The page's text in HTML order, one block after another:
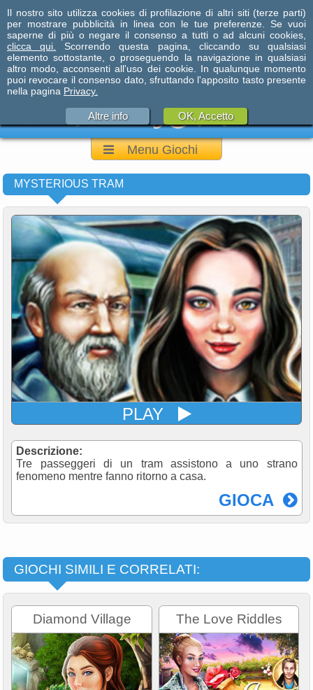
Menu Giochi
MYSTERIOUS TRAM
PLAY
Descrizione:
Tre passeggeri di un tram assistono a uno strano
fenomeno mentre fanno ritorno a casa.
GIOCA
GIOCHI SIMILI E CORRELATI:
Diamond Village The Love Riddles
Il nostro sito utilizza cookies di profilazione di altri siti (terze parti)
per mostrare pubblicità in linea con le tue preferenze. Se vuoi
saperne di più o negare il consenso a tutti o ad alcuni cookies,
clicca qui.
Scorrendo questa pagina, cliccando su qualsiasi
elemento sottostante, o proseguendo la navigazione in qualsiasi
altro modo, acconsenti all'uso dei cookie. In qualunque momento
puoi revocare il consenso dato, sfruttando l'apposito tasto presente
nella pagina Privacy.
Altre info OK, Accetto